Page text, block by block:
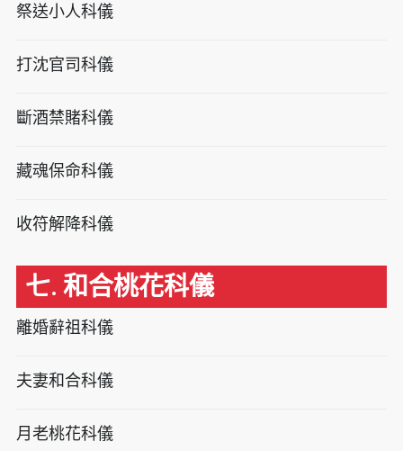
祭送小人科儀
打沈官司科儀
斷酒禁賭科儀
藏魂保命科儀
收符解降科儀
七. 和合桃花科儀
離婚辭祖科儀
夫妻和合科儀
月老桃花科儀